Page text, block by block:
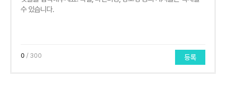
0 / 300 등록